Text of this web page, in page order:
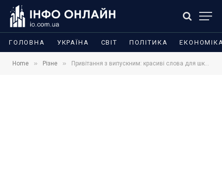
ГОЛОВНА УКРАЇНА СВІТ ПОЛІТИКА
Home » Різне » Привітання з випускним: красиві слова для школярів, студентів, батьків і вчителів